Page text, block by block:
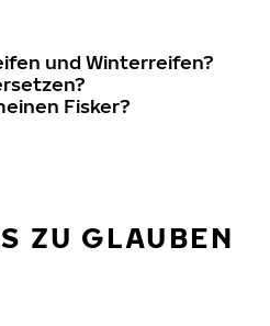
und Winterreifen?
Fisker?
ZU GLAUBEN